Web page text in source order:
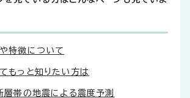
特徴について
もっと知りたい方は
帯の地震による震度予測